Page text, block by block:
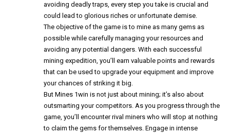
avoiding deadly traps, every step you take is crucial and
could lead to glorious riches or unfortunate demise.
The objective of the game is to mine as many gems as
possible while carefully managing your resources and
avoiding any potential dangers. With each successful
mining expedition, you’ll earn valuable points and rewards
that can be used to upgrade your equipment and improve
your chances of striking it big.
But Mines 1win is not just about mining; it’s also about
outsmarting your competitors. As you progress through the
game, you’ll encounter rival miners who will stop at nothing
to claim the gems for themselves. Engage in intense